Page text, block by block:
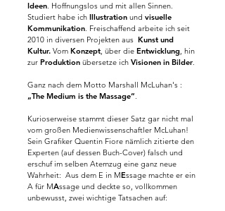
Ideen. Hoffnungslos und mit allen Sinnen.
Studiert habe ich Illustration und visuelle
Kommunikation. Freischaffend arbeite ich seit
2010 in diversen Projekten aus Kunst und
Kultur. Vom Konzept, über die Entwicklung, hin
zur Produktion übersetze ich Visionen in Bilder.
Ganz nach dem Motto Marshall McLuhan's :
„The Medium is the Massage“.
Kurioserweise stammt dieser Satz gar nicht mal
vom großen Medienwissenschaftler McLuhan!
Sein Grafiker Quentin Fiore nämlich zitierte den
Experten (auf dessen Buch-Cover) falsch und
erschuf im selben Atemzug eine ganz neue
Wahrheit: Aus dem E in MEssage machte er ein
A für MAssage und deckte so, vollkommen
unbewusst, zwei wichtige Tatsachen auf: